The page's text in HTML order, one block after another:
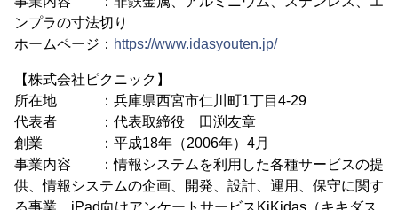
ンプラの寸法切り
ホームページ： https://www.idasyouten.jp/
【株式会社ピクニック】
所在地 ：兵庫県西宮市仁川町1丁目4-29
代表者 ：代表取締役 田渕友章
創業 ：平成18年（2006年）4月
事業内容 ：情報システムを利用した各種サービスの提
供、情報システムの企画、開発、設計、運用、保守に関す
る事業、iPad向けアンケートサービスKiKidas（キキダス